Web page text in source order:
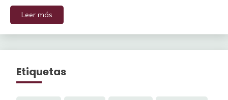
Leer más
Etiquetas